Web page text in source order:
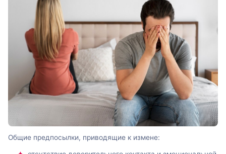
Общие предпосылки, приводящие к измене: